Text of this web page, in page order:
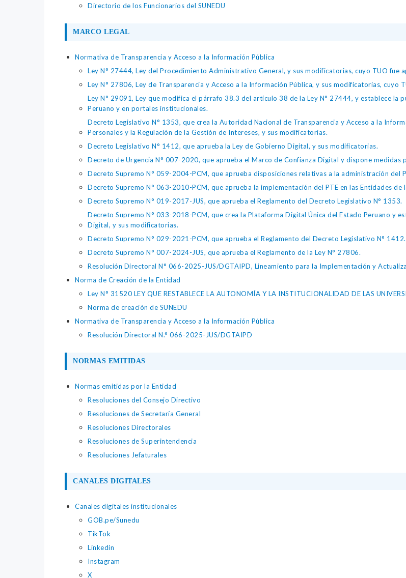
Directorio de los Funcionarios del SUNEDU
MARCO LEGAL
Normativa de Transparencia y Acceso a la Información Pública
Ley N° 27444, Ley del Procedimiento Administrativo General, y sus modificatorias, cuyo TUO fue
Ley N° 27806, Ley de Transparencia y Acceso a la Información Pública, y sus modificatorias,
Ley N° 29091, Ley que modifica el párrafo 38.3 del artículo 38 de la Ley N° 27444, y establece la
Peruano y en portales institucionales.
Decreto Legislativo N° 1353, que crea la Autoridad Nacional de Transparencia y Acceso a la
Personales y la Regulación de la Gestión de Intereses, y sus modificatorias.
Decreto Legislativo N° 1412, que aprueba la Ley de Gobierno Digital, y sus modificatorias.
Decreto de Urgencia N° 007-2020, que aprueba el Marco de Confianza Digital y dispone
Decreto Supremo N° 059-2004-PCM, que aprueba disposiciones relativas a la administración del
Decreto Supremo N° 063-2010-PCM, que aprueba la implementación del PTE en las Entidades de
Decreto Supremo N° 019-2017-JUS, que aprueba el Reglamento del Decreto Legislativo N° 1353.
Decreto Supremo N° 033-2018-PCM, que crea la Plataforma Digital Única del Estado Peruano y
Digital, y sus modificatorias.
Decreto Supremo N° 029-2021-PCM, que aprueba el Reglamento del Decreto Legislativo N° 1412.
Decreto Supremo N° 007-2024-JUS, que aprueba el Reglamento de la Ley N° 27806.
Resolución Directoral N° 066-2025-JUS/DGTAIPD, Lineamiento para la Implementación y
Norma de Creación de la Entidad
Ley N° 31520 LEY QUE RESTABLECE LA AUTONOMÍA Y LA INSTITUCIONALIDAD DE LAS
Norma de creación de SUNEDU
Normativa de Transparencia y Acceso a la Información Pública
Resolución Directoral N.° 066-2025-JUS/DGTAIPD
NORMAS EMITIDAS
Normas emitidas por la Entidad
Resoluciones del Consejo Directivo
Resoluciones de Secretaría General
Resoluciones Directorales
Resoluciones de Superintendencia
Resoluciones Jefaturales
CANALES DIGITALES
Canales digitales institucionales
GOB.pe/Sunedu
TikTok
Linkedin
Instagram
X